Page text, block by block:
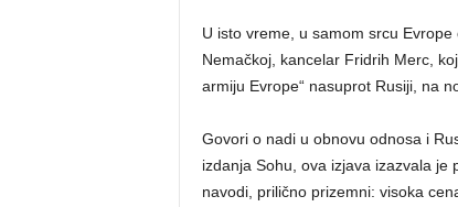
U isto vreme, u samom srcu
Nemačkoj, kancelar Fridrih Merc,
armiju Evrope“ nasuprot Rusiji, na
Govori o nadi u obnovu odnosa i
izdanja Sohu, ova izjava izazvala
navodi, prilično prizemni: visoka